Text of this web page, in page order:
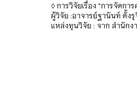
◊ การวิจัยเรื่อง "การจัดกา
ผู้วิจัย :อาจารย์ฐานันท์ ตั้ง
แหล่งทุนวิจัย : จาก สำนักง